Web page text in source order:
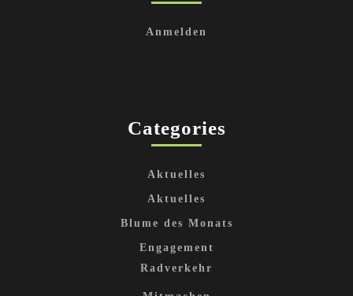
Anmelden
Categories
Aktuelles
Aktuelles
Blume des Monats
Engagement
Radverkehr